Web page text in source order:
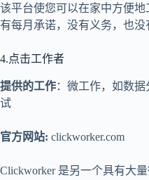
该平台使您可以在家中方便
有每月承诺，没有义务，也没
4.点击工作者
提供的工作：微工作，如数
试
官方网站: clickworker.com
Clickworker 是另一个具有大